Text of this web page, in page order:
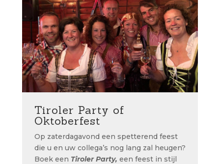
Tiroler Party of
Oktoberfest
Op zaterdagavond een spetterend feest
die u en uw collega’s nog lang zal heugen?
Boek een Tiroler Party, een feest in stijl